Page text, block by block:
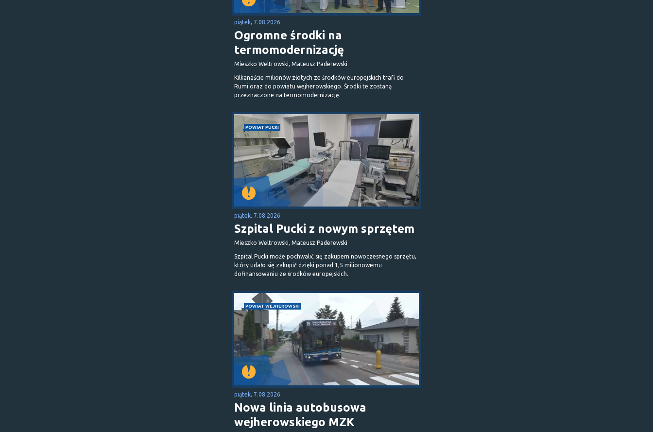
piątek, 7.08.2026
Ogromne środki na
termomodernizację
Mieszko Weltrowski, Mateusz Paderewski
Kilkanaście milionów złotych ze środków europejskich trafi do
Rumi oraz do powiatu wejherowskiego. Środki te zostaną
przeznaczone na termomodernizację.
POWIAT PUCKI
piątek, 7.08.2026
Szpital Pucki z nowym sprzętem
Mieszko Weltrowski, Mateusz Paderewski
Szpital Pucki może pochwalić się zakupem nowoczesnego sprzętu,
który udało się zakupić dzięki ponad 1,5 milionowemu
dofinansowaniu ze środków europejskich.
POWIAT WEJHEROWSKI
piątek, 7.08.2026
Nowa linia autobusowa
wejherowskiego MZK